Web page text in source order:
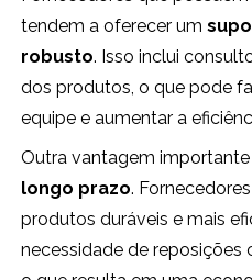
tendem a oferecer um
robusto. Isso inclui
dos produtos, o que pode
equipe e aumentar a
Outra vantagem importante
longo prazo.
produtos duráveis e mais
necessidade de reposições